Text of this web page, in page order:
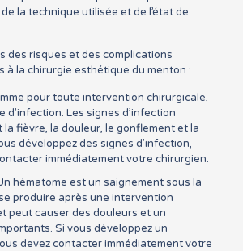
la technique utilisée et de l’état de
des risques et des complications
à la chirurgie esthétique du menton :
pour toute intervention chirurgicale,
d’infection. Les signes d’infection
la fièvre, la douleur, le gonflement et la
développez des signes d’infection,
immédiatement votre chirurgien.
hématome est un saignement sous la
produire après une intervention
peut causer des douleurs et un
Si vous développez un
devez contacter immédiatement votre